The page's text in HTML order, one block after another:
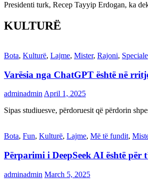
Presidenti turk, Recep Tayyip Erdogan, ka
KULTURË
Bota, Kulturë, Lajme, Mister, Rajoni, Speciale
Varësia nga ChatGPT është në
adminadmin April 1, 2025
Sipas studiuesve, përdoruesit që përdorin
Bota, Fun, Kulturë, Lajme, Më të fundit,
Përparimi i DeepSeek AI është për
adminadmin March 5, 2025